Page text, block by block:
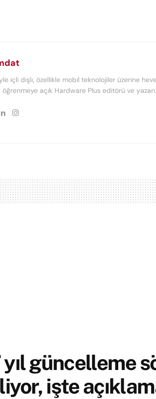
içli dışlı, özellikle mobil teknolojiler üzerine
açık Hardware Plus editörü ve yazarı.
güncelleme
işte